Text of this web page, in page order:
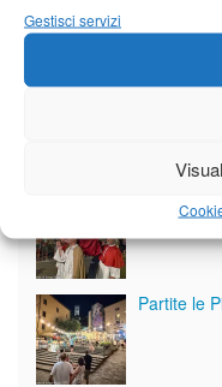
Gestisci servizi
Tutto
Fornaci –
dedicata
Partite le